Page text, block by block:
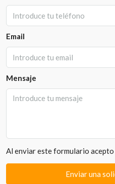
Email
Mensaje
Al enviar este formulario acepto
Enviar una